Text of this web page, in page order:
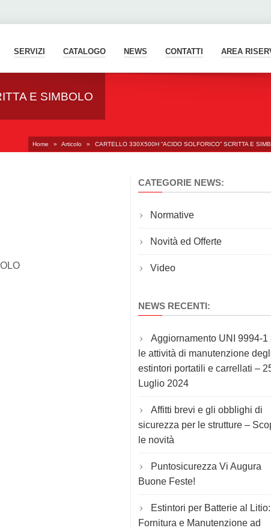
SERVIZI CATALOGO NEWS CONTATTI AREA
E SIMBOLO
Home » Articolo » CARTELLO 330X500H “ACIDO SOLFORICO” SCRITTA E
CATEGORIE NEWS:
Normative
Novità ed Offerte
Video
NEWS RECENTI:
Aggiornamento UNI 9994-1
le attività di manutenzione
estintori portatili e carrellati –
Luglio 2024
Affitti brevi e gli obblighi di
sicurezza per le strutture –
le novità
Puntosicurezza Vi Augura
Buone Feste!
Estintori per Batterie al Litio:
Fornitura e Manutenzione ad